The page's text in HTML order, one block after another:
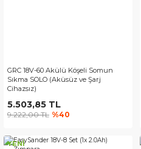
GRC 18V-60 Akülü Köşeli Somun
Sıkma SOLO (Aküsüz ve Şarj
Cihazsız)
5.503,85 TL
9.222,00 TL %40
YENİ